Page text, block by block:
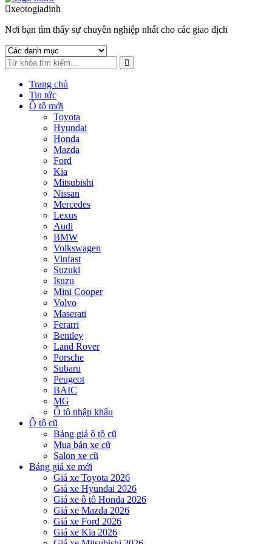
to
toxeotogiadinh
Nơi bạn tìm thấy sự chuyên nghiệp nhất cho các giao dịch
Trang chủ
Tin tức
Ô tô mới
Toyota
Hyundai
Honda
Mazda
Ford
Kia
Mitsubishi
Nissan
Mercedes
Lexus
Audi
BMW
Volkswagen
Vinfast
Suzuki
Isuzu
Mini Cooper
Volvo
Maserati
Ferarri
Bentley
Land Rover
Porsche
Subaru
Peugeot
BAIC
MG
Ô tô nhập khẩu
Ô tô cũ
Bảng giá ô tô cũ
Mua bán xe cũ
Salon xe cũ
Bảng giá xe mới
Giá xe Toyota 2026
Giá xe Hyundai 2026
Giá xe ô tô Honda 2026
Giá xe Mazda 2026
Giá xe Ford 2026
Giá xe Kia 2026